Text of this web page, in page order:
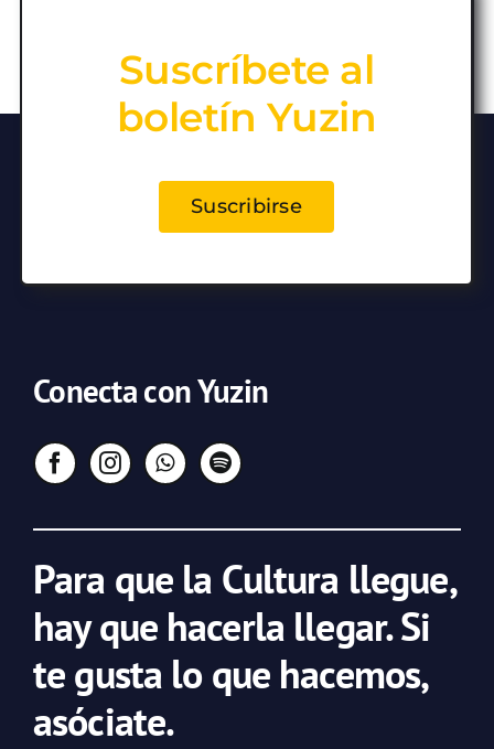
Suscríbete al
boletín Yuzin
Suscribirse
Conecta con Yuzin
Para que la Cultura llegue,
hay que hacerla llegar. Si
te gusta lo que hacemos,
asóciate.